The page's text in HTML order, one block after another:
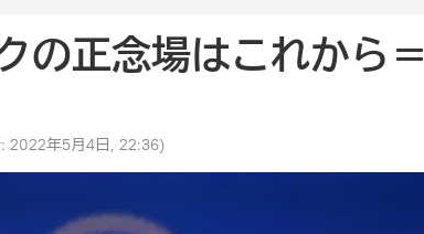
の正念場はこれから＝
2022年5月4日, 22:36)